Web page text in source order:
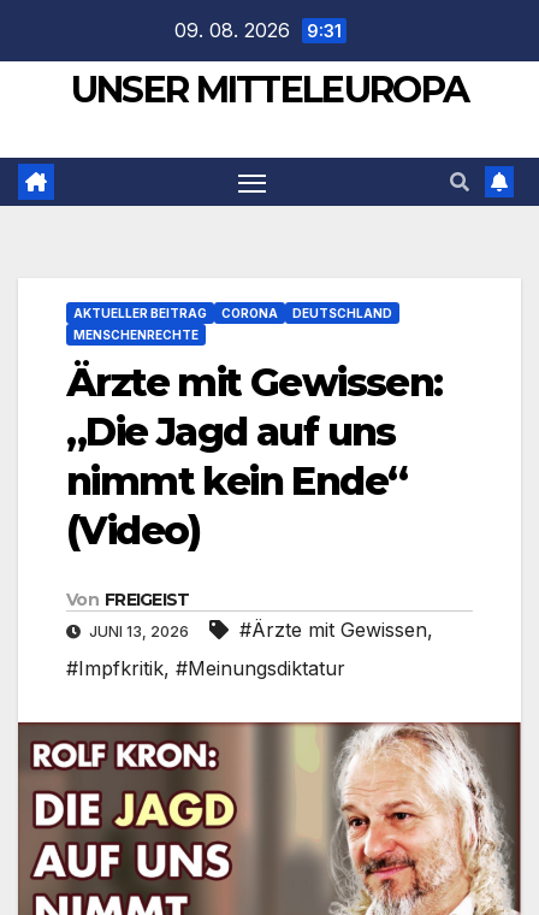
springen
09. 08. 2026 9:31
UNSER MITTELEUROPA
AKTUELLER BEITRAG CORONA
DEUTSCHLAND
MENSCHENRECHTE
Ärzte mit Gewissen:
„Die Jagd auf uns
nimmt kein Ende“
(Video)
Von FREIGEIST
JUNI 13, 2026 #Ärzte mit Gewissen,
#Impfkritik, #Meinungsdiktatur